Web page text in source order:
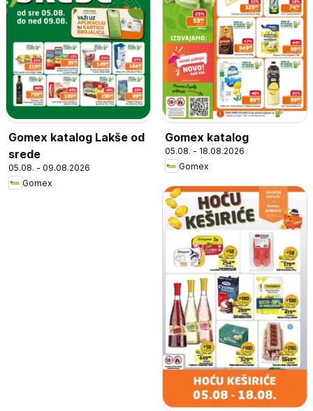
Gomex katalog Lakše od
srede
05.08. - 09.08.2026
Gomex
Gomex katalog
05.08. - 18.08.2026
Gomex